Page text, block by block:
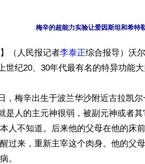
梅辛的超能力实验让爱因斯坦和希特
（人民报记者李泰正综合报导）沃
世纪20、30年代最有名的特异功能大
，梅辛出生于波兰华沙附近古拉凯
是人的主元神很弱，被副元神或者
人不知道。后来他的父母在他的床
过来，重新主宰这个肉身。他的父
。